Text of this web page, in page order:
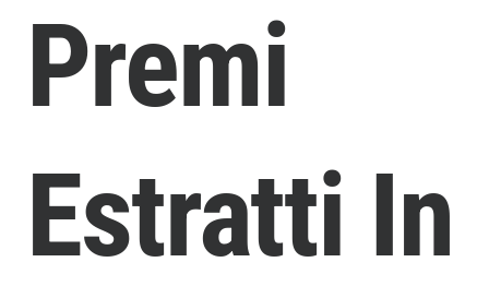
Premi
Estratti In